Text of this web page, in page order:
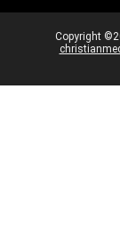
Copyright